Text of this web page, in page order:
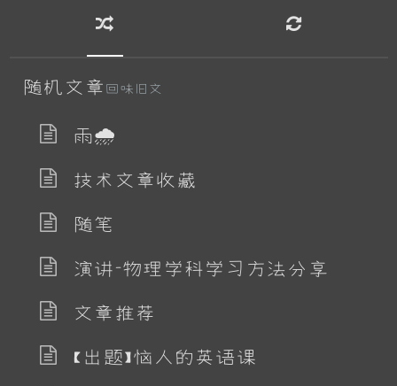
随机文章 回味旧文
雨🌧
技术文章收藏
随笔
演讲-物理学科学习方法分享
文章推荐
【出题】恼人的英语课